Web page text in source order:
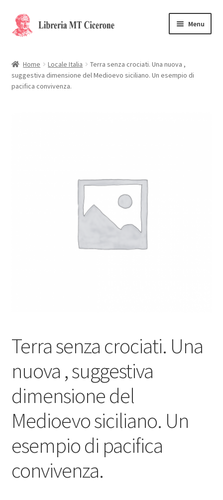
Vai
alla
Vai
al
Menu
Libri rari
Home Locale Italia
Terra senza crociati. Una nuova ,
suggestiva dimensione del Medioevo siciliano. Un esempio di
pacifica convivenza.
Terra senza crociati. Una
nuova , suggestiva
dimensione del
Medioevo siciliano. Un
esempio di pacifica
convivenza.